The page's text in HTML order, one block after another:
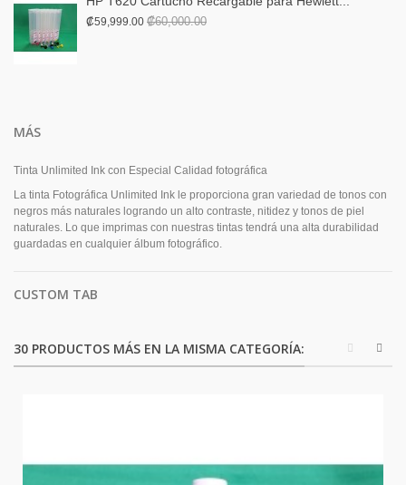
₡59,999.00 ₡60,000.00
MÁS
Tinta Unlimited Ink con Especial Calidad fotográfica
La tinta Fotográfica Unlimited Ink le proporciona gran variedad de tonos con
negros más naturales logrando un alto contraste, nitidez y tonos de piel
naturales. Lo que imprimas con nuestras tintas tendrá una alta durabilidad
guardadas en cualquier álbum fotográfico.
CUSTOM TAB
30 PRODUCTOS MÁS EN LA MISMA CATEGORÍA: